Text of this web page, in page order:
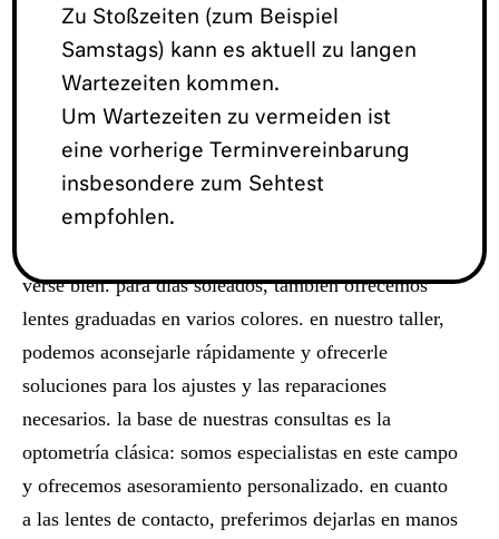
encontramos lentes de alta calidad. en lunettes
selection berlin-mitte y prenzlauer berg, ambas partes
forman un conjunto perfecto.
nuestro óptico experto evaluará su visión de forma
personalizada in situ y sin cita previa, con una
precisión y una exactitud óptimas y resultados
verse bien. para días soleados, también ofrecemos
lentes graduadas en varios colores. en nuestro taller,
podemos aconsejarle rápidamente y ofrecerle
soluciones para los ajustes y las reparaciones
necesarios. la base de nuestras consultas es la
optometría clásica: somos especialistas en este campo
y ofrecemos asesoramiento personalizado. en cuanto
a las lentes de contacto, preferimos dejarlas en manos
Zu Stoßzeiten (zum Beispiel
Samstags) kann es aktuell zu langen
Wartezeiten kommen.
Um Wartezeiten zu vermeiden ist
eine vorherige Terminvereinbarung
insbesondere zum Sehtest
empfohlen.